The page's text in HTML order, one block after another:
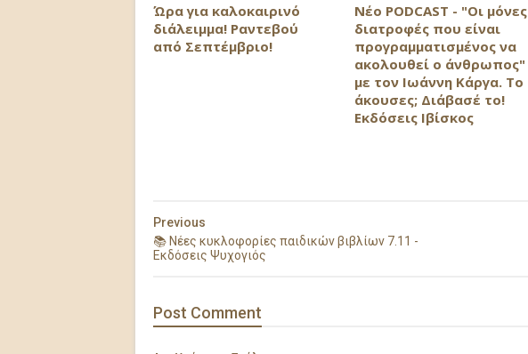
Ώρα για καλοκαιρινό
διάλειμμα! Ραντεβού
από Σεπτέμβριο!
Νέο PODCAST - "Οι μόνες
διατροφές που είναι
προγραμματισμένος να
ακολουθεί ο άνθρωπος"
με τον Ιωάννη Κάργα. Το
άκουσες; Διάβασέ το!
Εκδόσεις Ιβίσκος
Previous
📚 Νέες κυκλοφορίες παιδικών βιβλίων 7.11 -
Εκδόσεις Ψυχογιός
Post Comment